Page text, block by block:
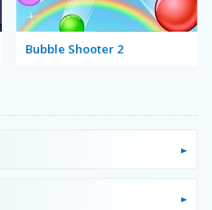
Bubble Shooter 2